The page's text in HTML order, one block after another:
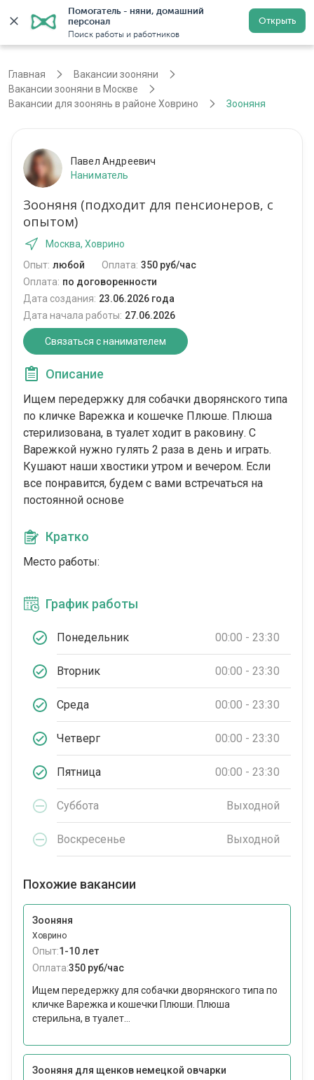
Помогатель - няни, домашний
персонал
Поиск работы и работников
Открыть
Регистрация
Главная
Вакансии зооняни
Вакансии зооняни в Москве
Вакансии для зоонянь в районе Ховрино
Зооняня
Павел Андреевич
Наниматель
Зооняня (подходит для пенсионеров, с
опытом)
Москва, Ховрино
Опыт: любой Оплата: 350 руб/час
Оплата: по договоренности
Дата создания: 23.06.2026 года
Дата начала работы: 27.06.2026
Связаться с нанимателем
Описание
Ищем передержку для собачки дворянского типа
по кличке Варежка и кошечке Плюше. Плюша
стерилизована, в туалет ходит в раковину. С
Варежкой нужно гулять 2 раза в день и играть.
Кушают наши хвостики утром и вечером. Если
все понравится, будем с вами встречаться на
постоянной основе
Кратко
Место работы:
График работы
Понедельник 00:00 - 23:30
Вторник 00:00 - 23:30
Среда 00:00 - 23:30
Четверг 00:00 - 23:30
Пятница 00:00 - 23:30
Суббота Выходной
Воскресенье Выходной
Похожие вакансии
Зооняня
Ховрино
Опыт:1-10 лет
Оплата:350 руб/час
Ищем передержку для собачки дворянского типа по
кличке Варежка и кошечки Плюши. Плюша
стерильна, в туалет...
Зооняня для щенков немецкой овчарки